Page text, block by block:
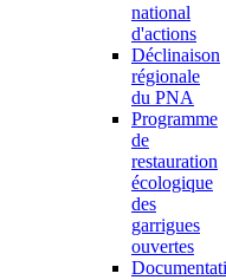
national
d'actions
Déclinaison
régionale
du PNA
Programme
de
restauration
écologique
des
garrigues
ouvertes